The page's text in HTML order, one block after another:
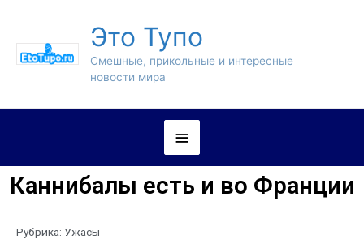
Это Тупо
Смешные, прикольные и интересные
новости мира
Каннибалы есть и во Франции
Рубрика: Ужасы